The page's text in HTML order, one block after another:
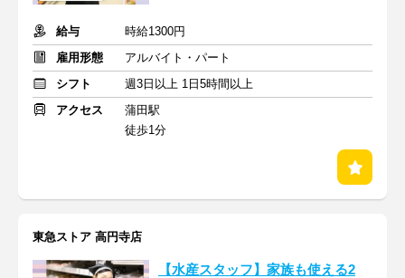
給与
時給1300円
雇用形態
アルバイト・パート
シフト
週3日以上 1日5時間以上
アクセス
蒲田駅
徒歩1分
東急ストア 高円寺店
【水産スタッフ】家族も使える2